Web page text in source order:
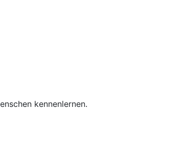
kennenlernen.